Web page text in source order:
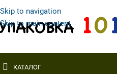
Skip to navigation
Skip to main content
КАТАЛОГ